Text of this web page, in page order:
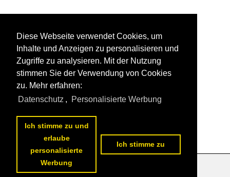
Datenschutzerklärung
Diese Webseite verwendet Cookies, um
Inhalte und Anzeigen zu personalisieren und
Zugriffe zu analysieren. Mit der Nutzung
stimmen Sie der Verwendung von Cookies
zu. Mehr erfahren:
Datenschutz , Personalisierte Werbung
Ich stimme zu und
erlaube
personalisierte
Werbung
Ich stimme zu